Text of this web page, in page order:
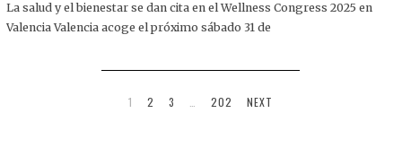
O
,
La salud y el bienestar se dan cita en el Wellness Congress 2025 en
Valencia Valencia acoge el próximo sábado 31 de
1 2 3 202 NEXT